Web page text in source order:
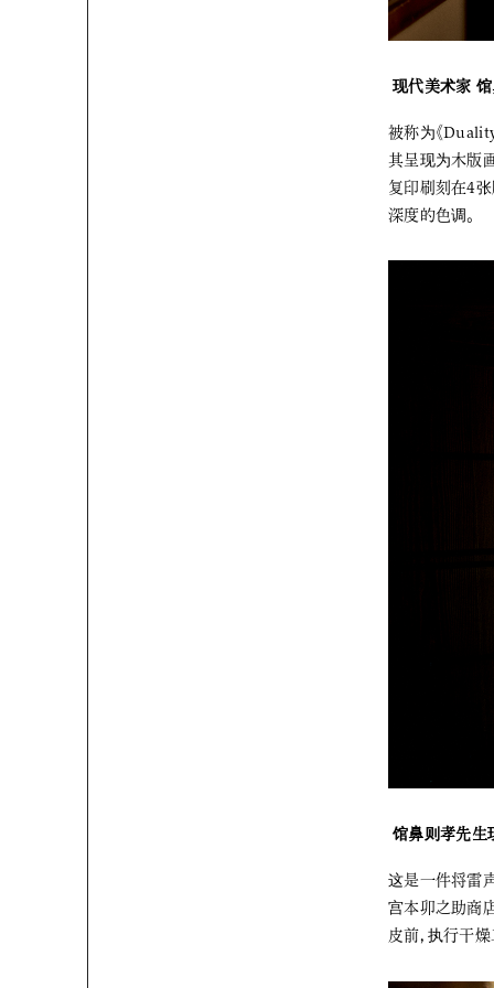
现代美术家
被称为《
其呈现为木版
复印刷刻在4
深度的色调。
馆鼻则孝先生
这是一件将雷
宫本卯之助商
皮前，执行干